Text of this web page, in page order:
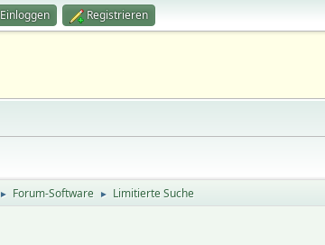
Einloggen Registrieren
► Forum-Software ► Limitierte Suche